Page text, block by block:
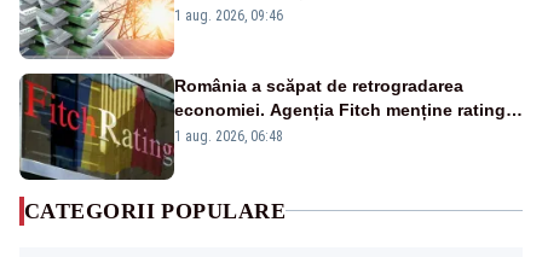
Analiză Realitatea Plus
1 aug. 2026, 09:46
România a scăpat de retrogradarea
economiei. Agenția Fitch menține ratingul
„BBB-” cu perspectivă negativă
1 aug. 2026, 06:48
CATEGORII POPULARE